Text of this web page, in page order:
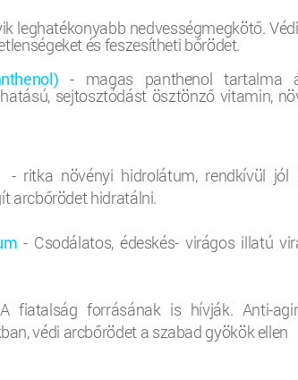
leghatékonyabb nedvességmegkötő.
és feszesítheti bőrödet.
- magas panthenol tartalma
sejtosztódást ösztönző vitamin,
- ritka növényi hidrolátum, rendkívül jól
arcbőrödet hidratálni.
- Csodálatos, édeskés- virágos illatú
fiatalság forrásának is hívják. Anti-
védi arcbőrödet a szabad gyökök ellen